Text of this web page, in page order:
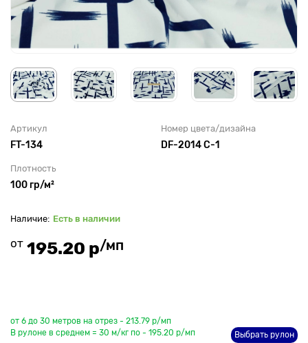
Артикул
FT-134
Номер цвета/дизайна
DF-2014 C-1
Плотность
100 гр/м²
Есть в наличии
от 195.20 р/мп
от 6 до 30 метров на отрез - 213.79 р/мп
В рулоне в среднем = 30 м/кг по - 195.20 р/мп
Выбрать рулон